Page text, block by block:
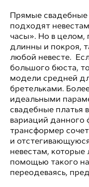
Прямые свадебные
подходят
часы». Но в целом,
длинны и покроя,
любой невесте.
большого бюста,
модели средней
бретельками.
идеальными
свадебные платья
вариаций данного
трансформер
и
невестам, которые
помощью такого
переодеваясь,